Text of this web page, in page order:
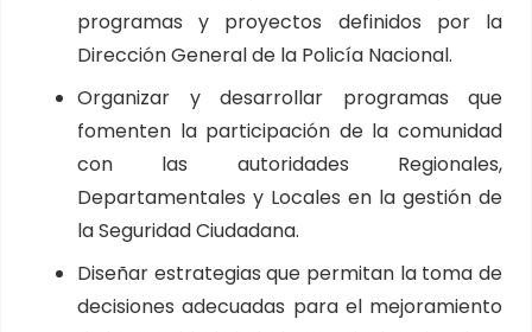
programas y proyectos definidos por la
Dirección General de la Policía Nacional.
Organizar y desarrollar programas que
fomenten la participación de la comunidad
con las autoridades Regionales,
Departamentales y Locales en la gestión de
la Seguridad Ciudadana.
Diseñar estrategias que permitan la toma de
decisiones adecuadas para el mejoramiento